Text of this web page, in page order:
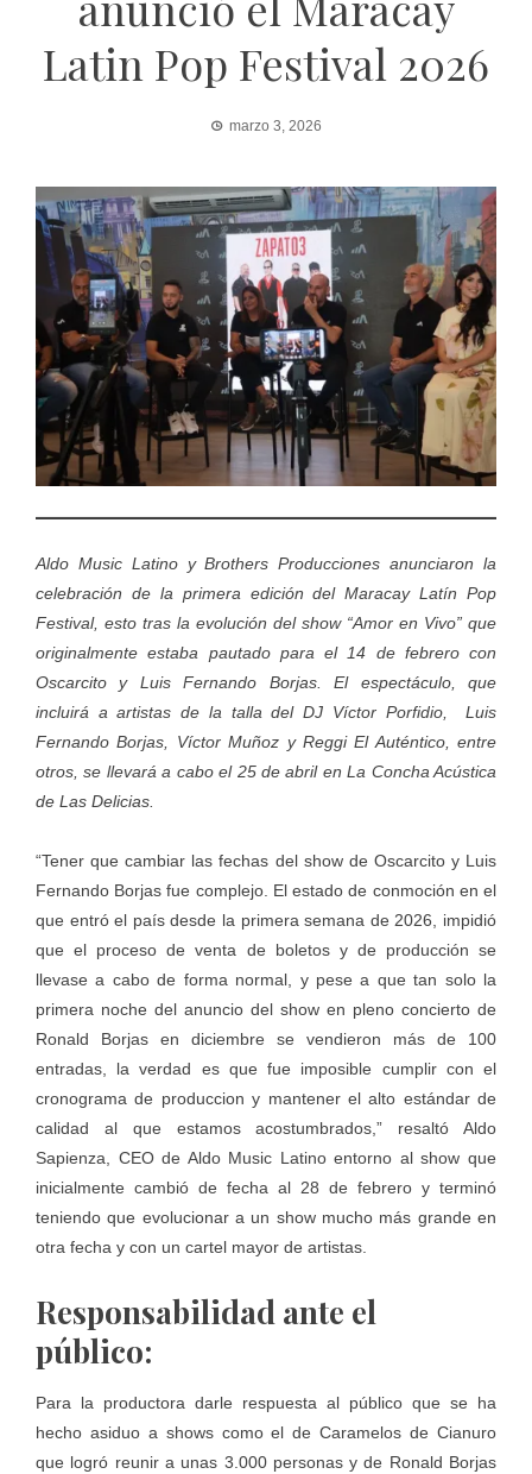
Latin Pop Festival 2026
marzo 3, 2026
Aldo Music Latino y Brothers Producciones anunciaron la
celebración de la primera edición del Maracay Latín Pop
Festival, esto tras la evolución del show “Amor en Vivo” que
originalmente estaba pautado para el 14 de febrero con
Oscarcito y Luis Fernando Borjas. El espectáculo, que
incluirá a artistas de la talla del DJ Víctor Porfidio, Luis
Fernando Borjas, Víctor Muñoz y Reggi El Auténtico, entre
otros, se llevará a cabo el 25 de abril en La Concha Acústica
de Las Delicias.
“Tener que cambiar las fechas del show de Oscarcito y Luis
Fernando Borjas fue complejo. El estado de conmoción en el
que entró el país desde la primera semana de 2026, impidió
que el proceso de venta de boletos y de producción se
llevase a cabo de forma normal, y pese a que tan solo la
primera noche del anuncio del show en pleno concierto de
Ronald Borjas en diciembre se vendieron más de 100
entradas, la verdad es que fue imposible cumplir con el
cronograma de produccion y mantener el alto estándar de
calidad al que estamos acostumbrados,” resaltó Aldo
Sapienza, CEO de Aldo Music Latino entorno al show que
inicialmente cambió de fecha al 28 de febrero y terminó
teniendo que evolucionar a un show mucho más grande en
otra fecha y con un cartel mayor de artistas.
Responsabilidad ante el
público:
Para la productora darle respuesta al público que se ha
hecho asiduo a shows como el de Caramelos de Cianuro
que logró reunir a unas 3.000 personas y de Ronald Borjas